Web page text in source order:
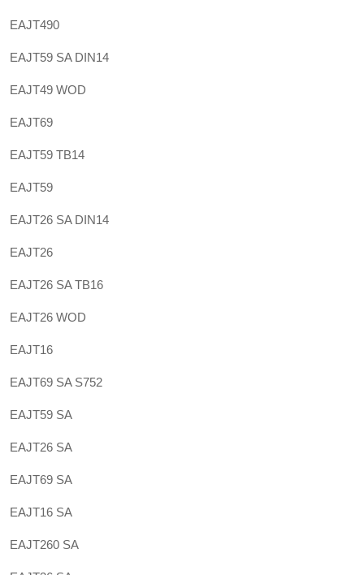
EAJT490
EAJT59 SA DIN14
EAJT49 WOD
EAJT69
EAJT59 TB14
EAJT59
EAJT26 SA DIN14
EAJT26
EAJT26 SA TB16
EAJT26 WOD
EAJT16
EAJT69 SA S752
EAJT59 SA
EAJT26 SA
EAJT69 SA
EAJT16 SA
EAJT260 SA